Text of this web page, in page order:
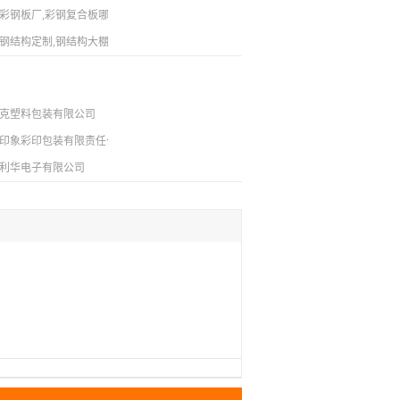
钢板厂,彩钢复合板哪里买
结构定制,钢结构大棚定做
塑料包装有限公司
象彩印包装有限责任公司
华电子有限公司